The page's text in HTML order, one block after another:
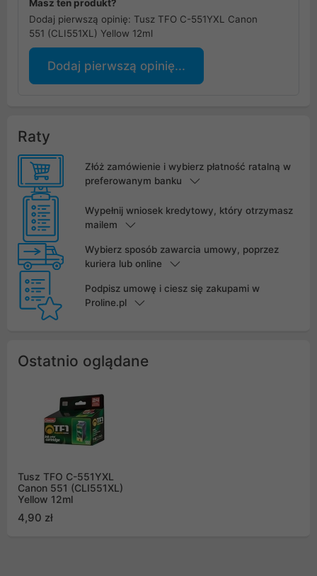
Masz ten produkt?
Dodaj pierwszą opinię: Tusz TFO C-551YXL Canon
551 (CLI551XL) Yellow 12ml
Dodaj pierwszą opinię...
Raty
Złóż zamówienie i wybierz płatność ratalną w
preferowanym banku
Wypełnij wniosek kredytowy, który otrzymasz
mailem
Wybierz sposób zawarcia umowy, poprzez
kuriera lub online
Podpisz umowę i ciesz się zakupami w
Proline.pl
Ostatnio oglądane
Tusz TFO C-551YXL
Canon 551 (CLI551XL)
Yellow 12ml
4,90 zł